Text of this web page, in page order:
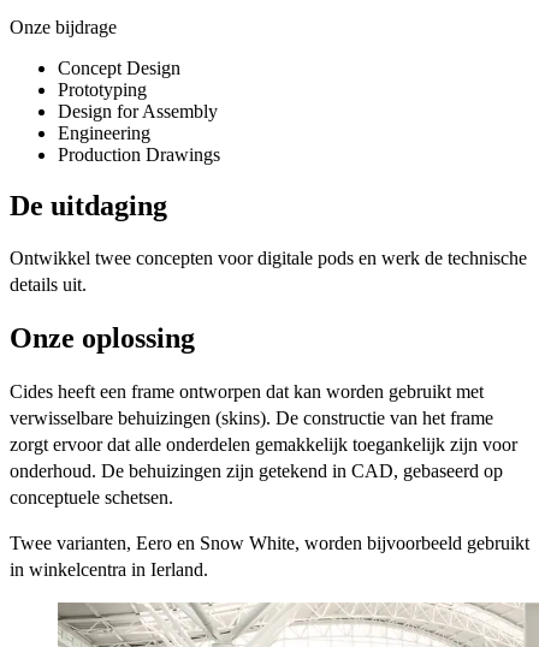
Onze bijdrage
Concept Design
Prototyping
Design for Assembly
Engineering
Production Drawings
De uitdaging
Ontwikkel twee concepten voor digitale pods en werk de technische
details uit.​
Onze oplossing
Cides heeft een frame ontworpen dat kan worden gebruikt met
verwisselbare behuizingen (skins). De constructie van het frame
zorgt ervoor dat alle onderdelen gemakkelijk toegankelijk zijn voor
onderhoud. De behuizingen zijn getekend in CAD, gebaseerd op
conceptuele schetsen.
Twee varianten, Eero en Snow White, worden bijvoorbeeld gebruikt
in winkelcentra in Ierland.